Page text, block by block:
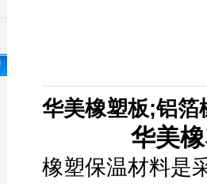
华美橡塑板;铝箔
华美
橡塑保温材料是